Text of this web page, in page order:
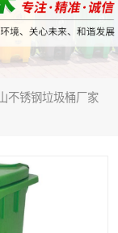
不锈钢垃圾桶厂家
桶